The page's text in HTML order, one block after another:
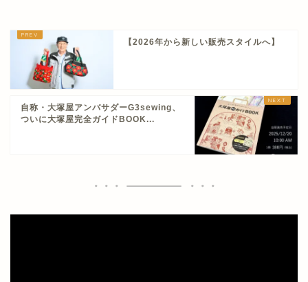
【2026年から新しい販売スタイルへ】
自称・大塚屋アンバサダーG3sewing、
ついに大塚屋完全ガイドBOOK...